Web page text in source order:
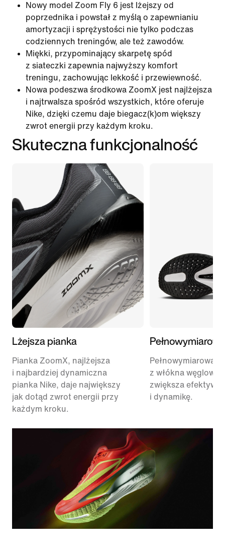
Nowy model Zoom Fly 6 jest lżejszy od
poprzednika i powstał z myślą o zapewnianiu
amortyzacji i sprężystości nie tylko podczas
codziennych treningów, ale też zawodów.
Miękki, przypominający skarpetę spód
z siateczki zapewnia najwyższy komfort
treningu, zachowując lekkość i przewiewność.
Nowa podeszwa środkowa ZoomX jest najlżejsza
i najtrwalsza spośród wszystkich, które oferuje
Nike, dzięki czemu daje biegacz(k)om większy
zwrot energii przy każdym kroku.
Skuteczna funkcjonalność
Lżejsza pianka
Pianka ZoomX, najlżejsza
i najbardziej dynamiczna
pianka Nike, daje największy
jak dotąd zwrot energii przy
każdym kroku.
Pełnowymiarowa
z włókna
zwiększa
i dynamikę.